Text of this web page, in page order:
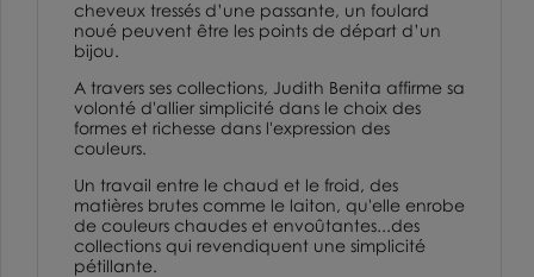
cheveux tressés d’une passante, un foulard
noué peuvent être les points de départ d’un
bijou.
A travers ses collections, Judith Benita affirme sa
volonté d'allier simplicité dans le choix des
formes et richesse dans l'expression des
couleurs.
Un travail entre le chaud et le froid, des
matières brutes comme le laiton, qu'elle enrobe
de couleurs chaudes et envoûtantes...des
collections qui revendiquent une simplicité
pétillante.